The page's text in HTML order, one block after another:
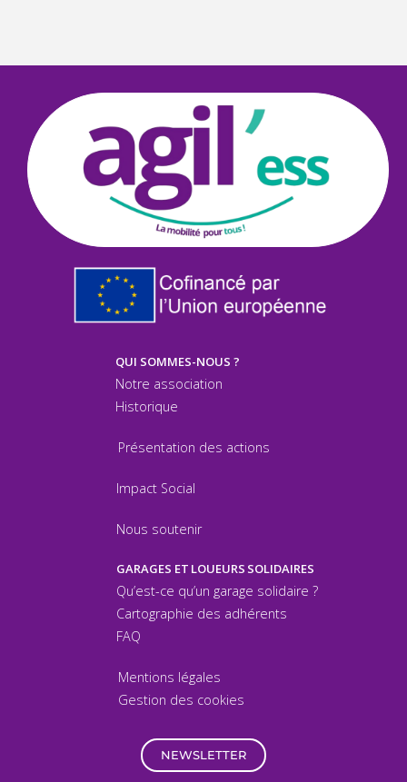
QUI SOMMES-NOUS ?
Notre association
Historique
Présentation des actions
Impact Social
Nous soutenir
GARAGES ET LOUEURS SOLIDAIRES
Qu’est-ce qu’un garage solidaire ?
Cartographie des adhérents
FAQ
Mentions légales
Gestion des cookies
NEWSLETTER